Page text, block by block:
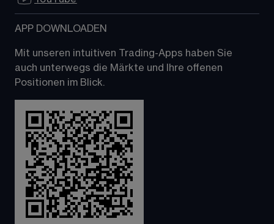
APP DOWNLOADEN
Mit unseren intuitiven Trading-Apps haben Sie
auch unterwegs die Märkte und Ihre offenen
Positionen im Blick.